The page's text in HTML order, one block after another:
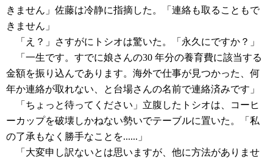
きません」佐藤は冷静に指摘した。「連絡も取ることもで
きません」
「え？」さすがにトシオは驚いた。「永久にですか？」
「一生です。すでに娘さんの30 年分の養育費に該当する
金額を振り込んであります。海外で仕事が見つかった、何
年か連絡が取れない、と台場さんの名前で連絡済みです」
「ちょっと待ってください」立腹したトシオは、コーヒ
ーカップを破壊しかねない勢いでテーブルに置いた。「私
の了承もなく勝手なことを......」
「大変申し訳ないとは思いますが、他に方法がありませ